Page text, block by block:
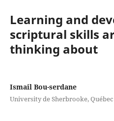
Learning and
scriptural skills
thinking about
Ismail Bou-serdane
University de Sherbrooke, Québec